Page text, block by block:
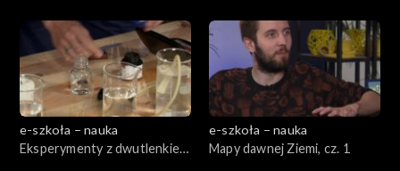
e-szkoła – nauka
Eksperymenty z dwutlenkiem
e-szkoła – nauka
Mapy dawnej Ziemi, cz. 1